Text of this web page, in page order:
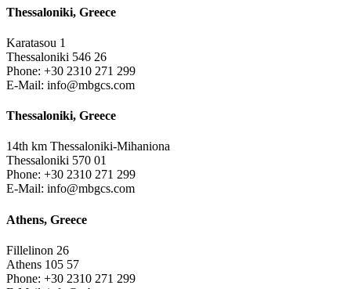
Thessaloniki, Greece
Karatasou 1
Thessaloniki 546 26
Phone: +30 2310 271 299
E-Mail: info@mbgcs.com
Thessaloniki, Greece
14th km Thessaloniki-Mihaniona
Thessaloniki 570 01
Phone: +30 2310 271 299
E-Mail: info@mbgcs.com
Athens, Greece
Fillelinon 26
Athens 105 57
Phone: +30 2310 271 299